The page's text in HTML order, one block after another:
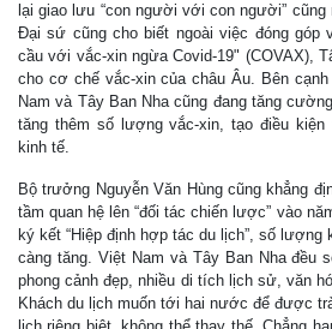
lại giao lưu “con người với con người”
Đại sứ cũng cho biết ngoài việc đóng góp
cầu với vắc-xin ngừa Covid-19" (COVAX),
cho cơ chế vắc-xin của châu Âu. Bên
Nam và Tây Ban Nha cũng đang tăng
tăng thêm số lượng vắc-xin, tạo điều
kinh tế.
Bộ trưởng Nguyễn Văn Hùng cũng khẳng
tầm quan hệ lên “đối tác chiến lược” vào
ký kết “Hiệp định hợp tác du lịch”, số lượng
càng tăng. Việt Nam và Tây Ban Nha đều
phong cảnh đẹp, nhiều di tích lịch sử, văn
Khách du lịch muốn tới hai nước để được